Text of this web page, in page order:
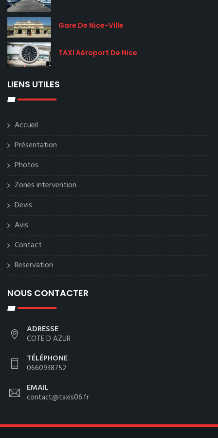
Gare De Nice-Ville
TAXI Aéroport De Nice
LIENS UTILES
Accueil
Présentation
Photos
Zones intervention
Devis
Avis
Contact
Reservation
NOUS CONTACTER
ADRESSE
COTE D AZUR
TÉLÉPHONE
0660938752
EMAIL
contact@taxis06.fr